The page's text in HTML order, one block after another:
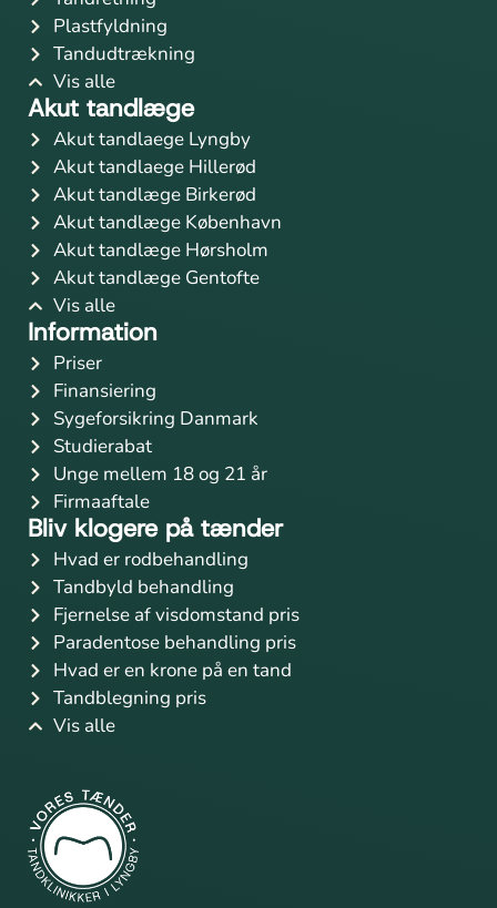
Plastfyldning
Tandudtrækning
Vis alle
Akut tandlæge
Akut tandlaege Lyngby
Akut tandlaege Hillerød
Akut tandlæge Birkerød
Akut tandlæge København
Akut tandlæge Hørsholm
Akut tandlæge Gentofte
Vis alle
Information
Priser
Finansiering
Sygeforsikring Danmark
Studierabat
Unge mellem 18 og 21 år
Firmaaftale
Bliv klogere på tænder
Hvad er rodbehandling
Tandbyld behandling
Fjernelse af visdomstand pris
Paradentose behandling pris
Hvad er en krone på en tand
Tandblegning pris
Vis alle